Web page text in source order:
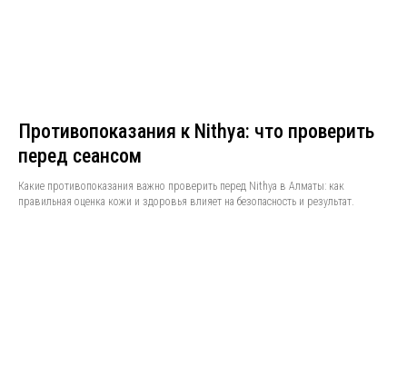
Противопоказания к Nithya: что проверить
перед сеансом
Какие противопоказания важно проверить перед Nithya в Алматы: как
правильная оценка кожи и здоровья влияет на безопасность и результат.